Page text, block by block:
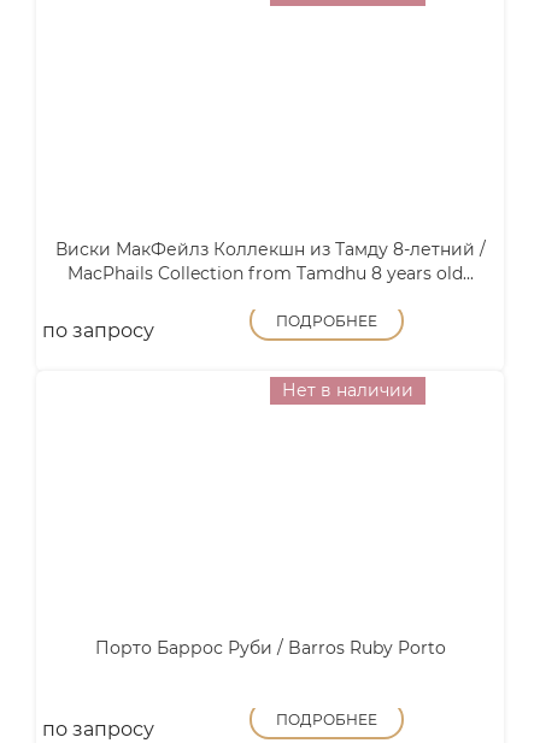
Виски МакФейлз Коллекшн из Тамду 8-летний /
MacPhails Collection from Tamdhu 8 years old...
по запросу ПОДРОБНЕЕ
Нет в наличии
Порто Баррос Руби / Barros Ruby Porto
по запросу ПОДРОБНЕЕ